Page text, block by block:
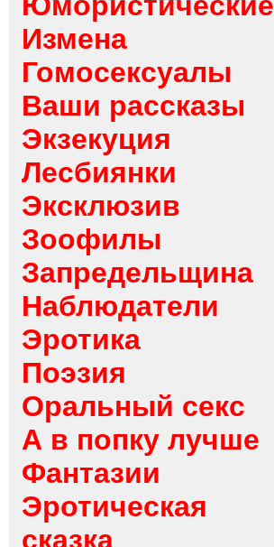
Измена
Гомосексуалы
Ваши рассказы
Экзекуция
Лесбиянки
Эксклюзив
Зоофилы
Запредельщина
Наблюдатели
Эротика
Поэзия
Оральный секс
А в попку лучше
Фантазии
Эротическая
сказка